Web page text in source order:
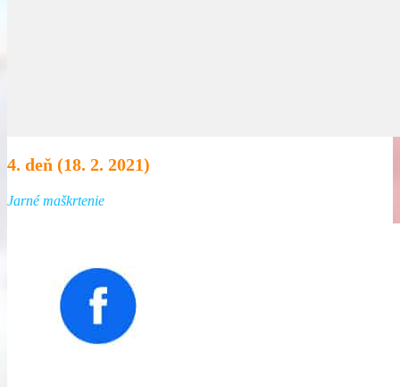
Kliknutím prijmete súbory cookie marketing a povolíte tento obsah
4. deň (18. 2. 2021)
Jarné maškrtenie